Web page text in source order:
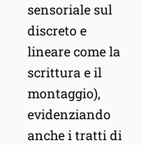
sensoriale sul
discreto e
lineare come la
scrittura e il
montaggio),
evidenziando
anche i tratti di